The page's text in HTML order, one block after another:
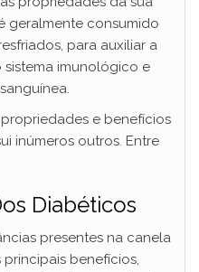
geralmente consumido
para auxiliar a
imunológico e
e benefícios
inúmeros outros. Entre
Diabéticos
presentes na canela
benefícios,